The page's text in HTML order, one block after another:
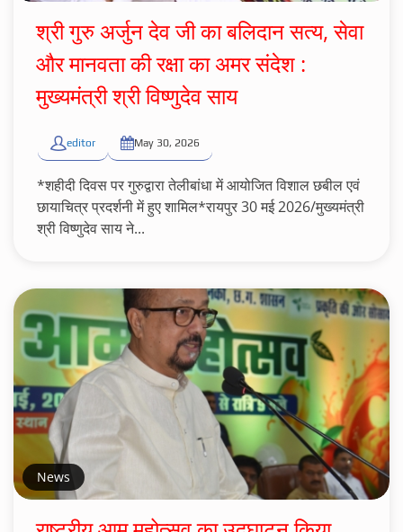
श्री गुरु अर्जुन देव जी का बलिदान सत्य, सेवा
और मानवता की रक्षा का अमर संदेश :
मुख्यमंत्री श्री विष्णुदेव साय
editor May 30, 2026
*शहीदी दिवस पर गुरुद्वारा तेलीबांधा में आयोजित विशाल छबील एवं
छायाचित्र प्रदर्शनी में हुए शामिल*रायपुर 30 मई 2026/मुख्यमंत्री
श्री विष्णुदेव साय ने...
News